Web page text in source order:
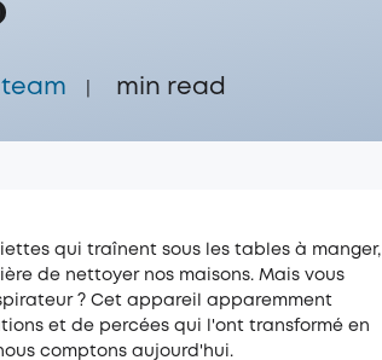
min read
qui traînent sous les tables à manger,
de nettoyer nos maisons. Mais vous
? Cet appareil apparemment
et de percées qui l'ont transformé en
comptons aujourd'hui.